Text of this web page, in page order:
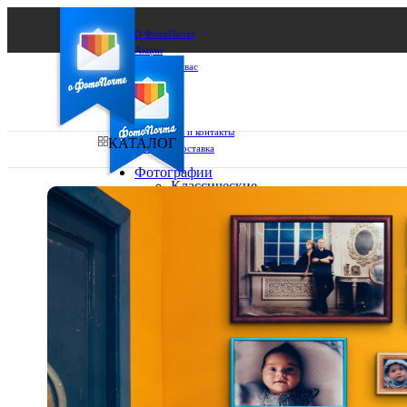
О ФотоПочте
Акции
Сделаем за вас
Бизнесу
FAQ
Франшиза
Поддержка и контакты
Оплата и доставка
Ваш город:
Выберите из списка:
КАТАЛОГ
Фотографии
Классические
10х10
10х15
13х18
15х15
15х20
20х20
20х30
30х30
30х40